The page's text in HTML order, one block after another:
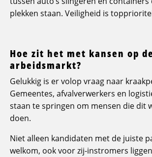
plekken staan. Veiligheid is
Hoe zit het met kansen op
arbeidsmarkt?
Gelukkig is er volop vraag naar
Gemeentes, afvalverwerkers en
staan te springen om mensen die dit
doen.
Niet alleen kandidaten met de juiste
welkom, ook voor zij-instromers